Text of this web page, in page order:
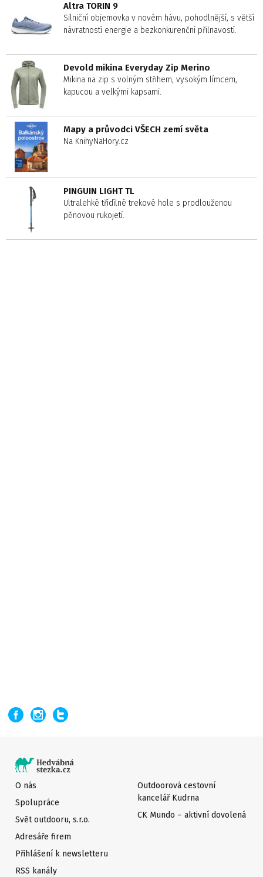
Altra TORIN 9
Silniční objemovka v novém hávu, pohodlnější, s větší
návratností energie a bezkonkurenční přilnavostí.
Devold mikina Everyday Zip Merino
Mikina na zip s volným střihem, vysokým límcem,
kapucou a velkými kapsami.
Mapy a průvodci VŠECH zemí světa
Na KnihyNaHory.cz
PINGUIN LIGHT TL
Ultralehké třídílné trekové hole s prodlouženou
pěnovou rukojetí.
O nás
Spolupráce
Svět outdooru, s.r.o.
Adresáře firem
Přihlášení k newsletteru
Outdoorová cestovní
kancelář Kudrna
CK Mundo – aktivní dovolená
RSS kanály